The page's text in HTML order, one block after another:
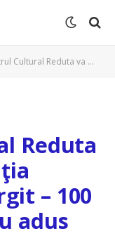
loc expoziţia „Gyorgy Papp Margit – 100 de ani”, un omagiu adus artistei populare
Reduta
– 100
adus